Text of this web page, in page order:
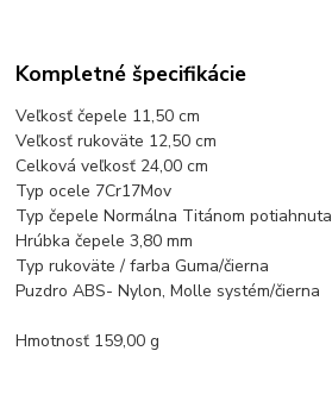
Kompletné špecifikácie
Veľkosť čepele 11,50 cm
Veľkosť rukoväte 12,50 cm
Celková veľkosť 24,00 cm
Typ ocele 7Cr17Mov
Typ čepele Normálna Titánom potiahnuta
Hrúbka čepele 3,80 mm
Typ rukoväte / farba Guma/čierna
Puzdro ABS- Nylon, Molle systém/čierna
Hmotnosť 159,00 g